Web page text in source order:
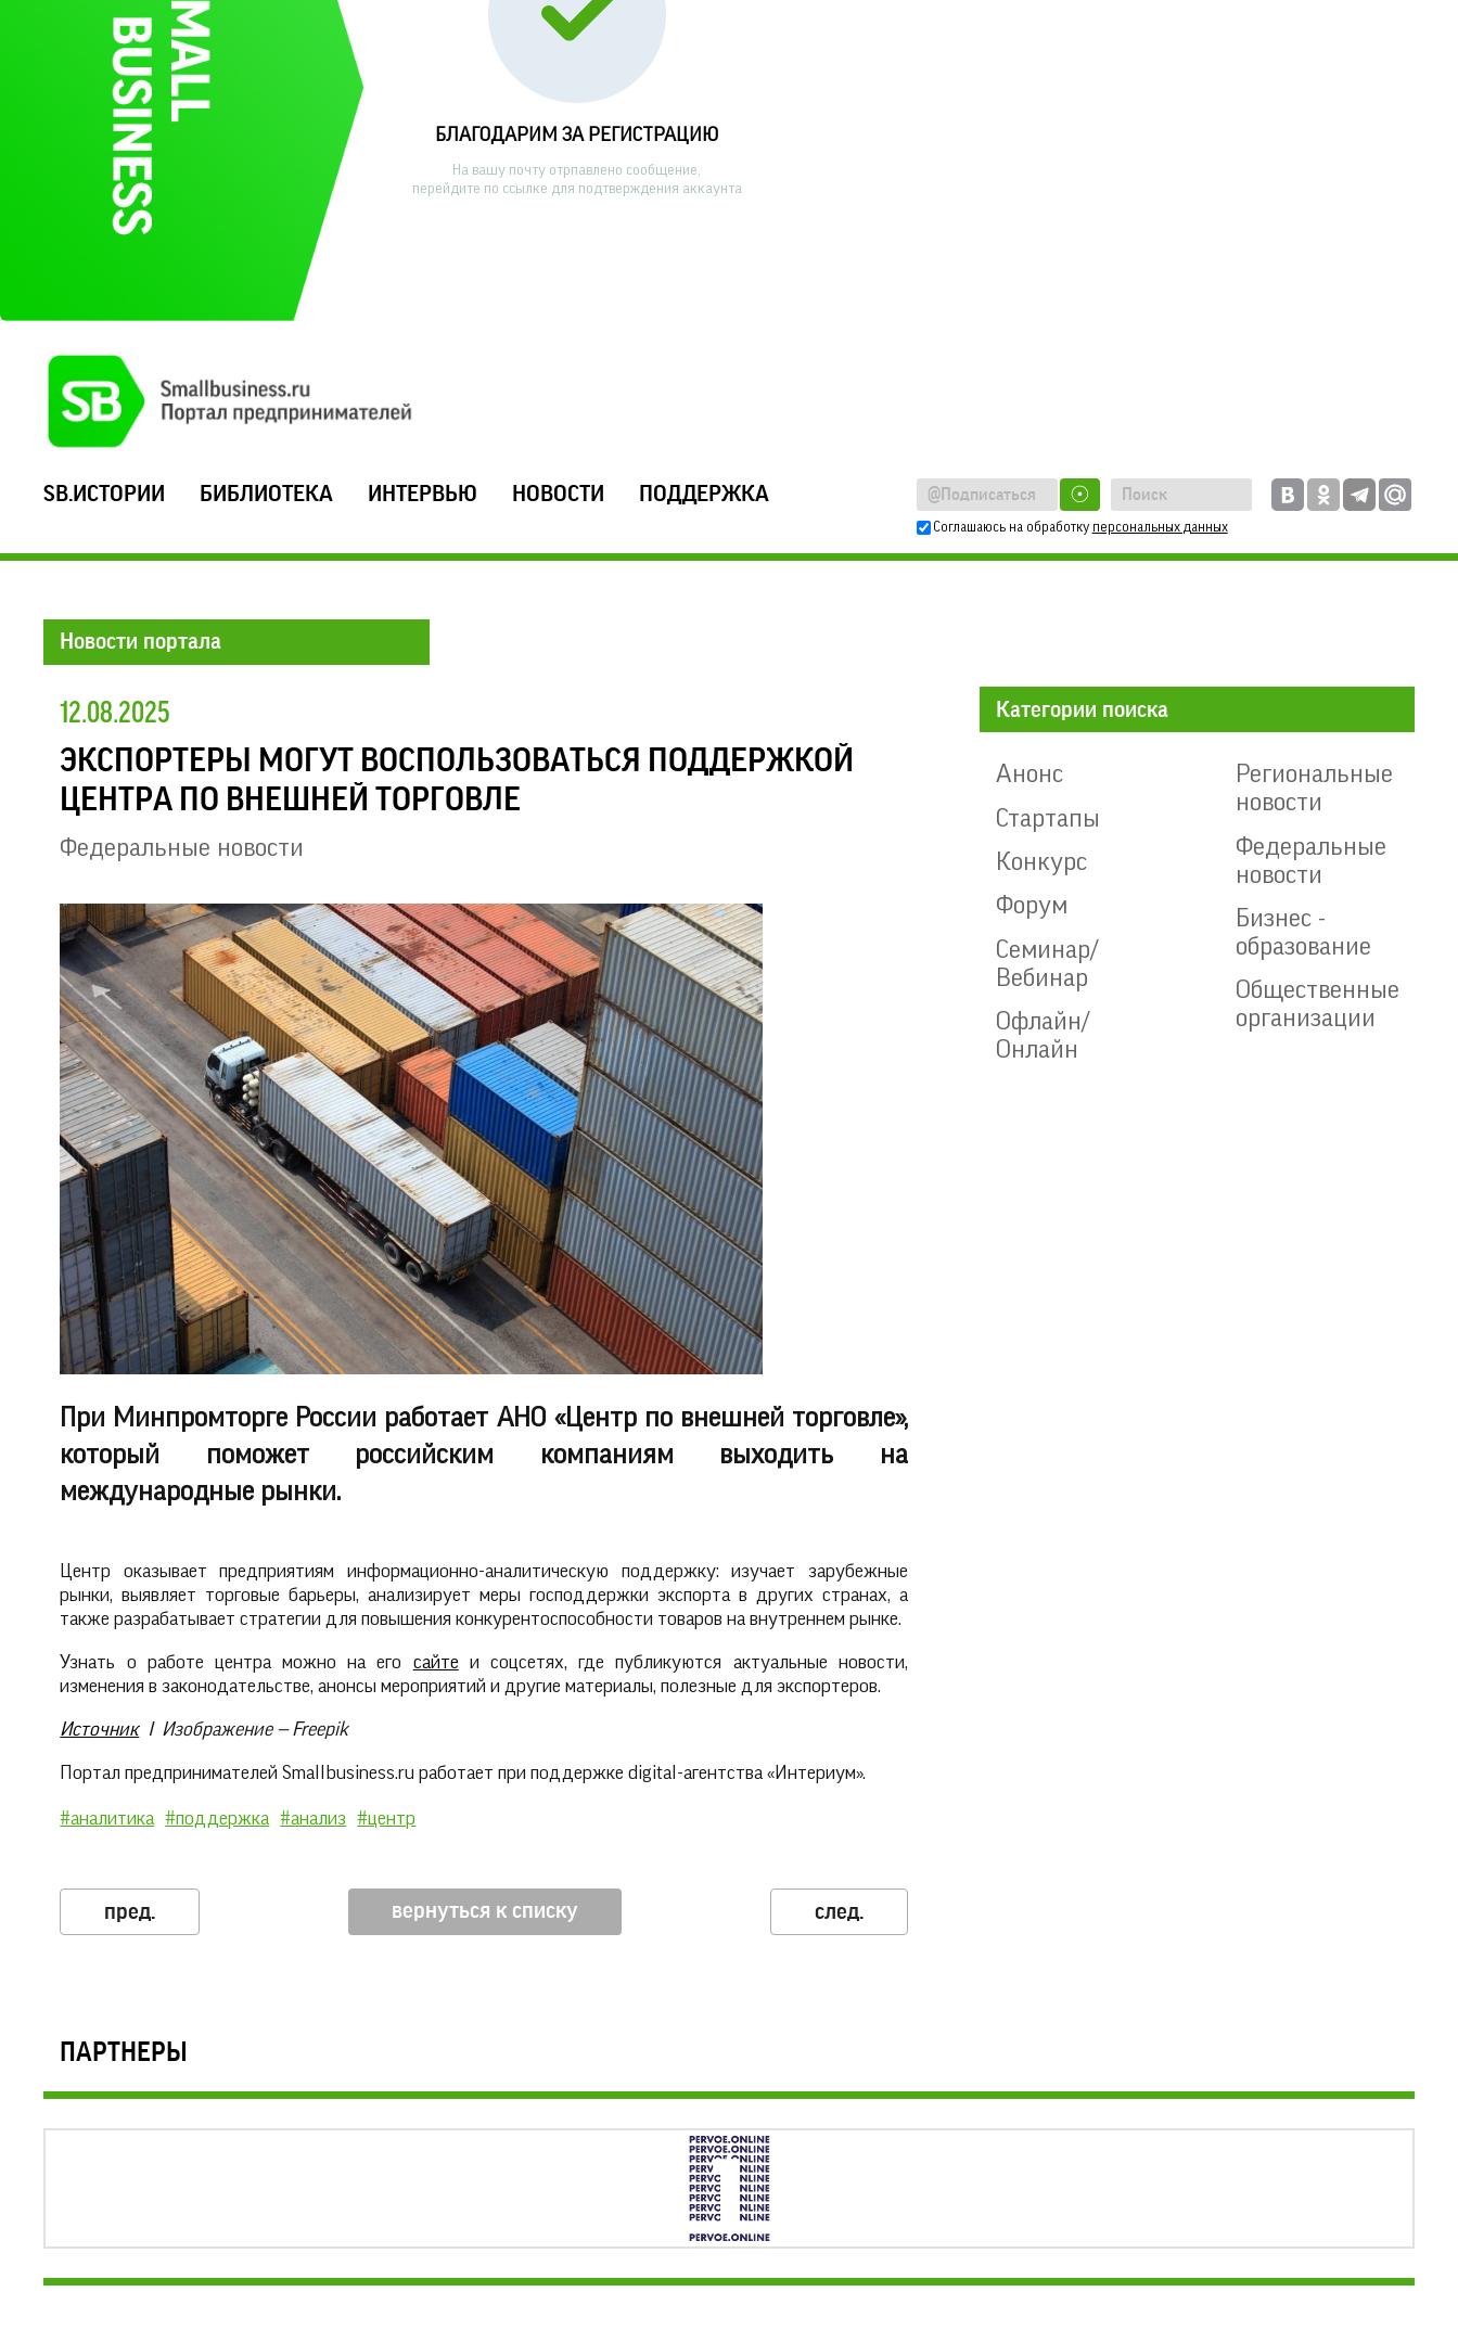
БЛАГОДАРИМ ЗА РЕГИСТРАЦИЮ
На вашу почту отрпавлено сообщение,
перейдите по ссылке для подтверждения аккаунта
SB.ИСТОРИИ БИБЛИОТЕКА ИНТЕРВЬЮ НОВОСТИ ПОДДЕРЖКА ☉
Соглашаюсь на обработку персональных данных
Новости портала
12.08.2025
ЭКСПОРТЕРЫ МОГУТ ВОСПОЛЬЗОВАТЬСЯ ПОДДЕРЖКОЙ
ЦЕНТРА ПО ВНЕШНЕЙ ТОРГОВЛЕ
Федеральные новости
При Минпромторге России работает АНО «Центр по внешней торговле»,
который поможет российским компаниям выходить на
международные рынки.
Центр оказывает предприятиям информационно-аналитическую поддержку: изучает зарубежные
рынки, выявляет торговые барьеры, анализирует меры господдержки экспорта в других странах, а
также разрабатывает стратегии для повышения конкурентоспособности товаров на внутреннем рынке.
Узнать о работе центра можно на его сайте и соцсетях, где публикуются актуальные новости,
изменения в законодательстве, анонсы мероприятий и другие материалы, полезные для экспортеров.
ИсточникI Изображение — Freepik
Портал предпринимателей Smallbusiness.ru работает при поддержке digital-агентства «Интериум».
#аналитика #поддержка #анализ #центр
вернуться к списку
Категории поиска
Анонс
Стартапы
Конкурс
Форум
Семинар/
Вебинар
Офлайн/
Онлайн
Региональные
новости
Федеральные
новости
Бизнес -
образование
Общественные
организации
ПАРТНЕРЫ